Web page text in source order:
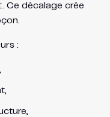
Ce décalage crée
: